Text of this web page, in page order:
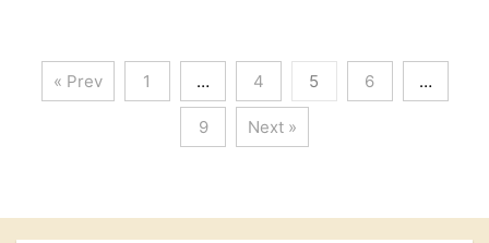
« Prev 1 … 4 5 6 …
9 Next »